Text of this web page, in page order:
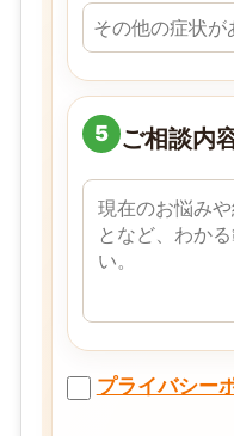
5 ご相談内
プライバシー